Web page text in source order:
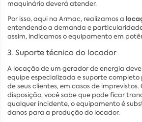
maquinário deverá atender.
Por isso, aqui na Armac, realizamos a
entendendo a demanda e
assim, indicamos o equipamento em
3. Suporte técnico do locador
A locação de um gerador de energia
equipe especializada e suporte
de seus clientes, em casos de
disposição, você sabe que pode ficar
qualquer incidente, o equipamento é
danos para a produção do locador.